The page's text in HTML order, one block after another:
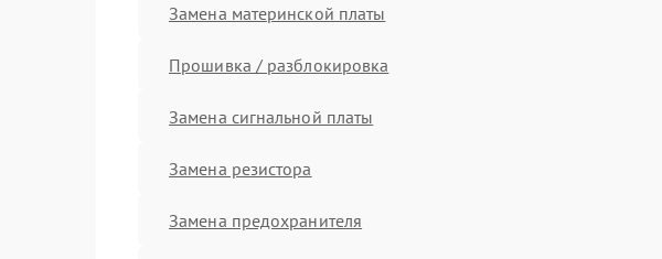
Замена материнской платы
Прошивка / разблокировка
Замена сигнальной платы
Замена резистора
Замена предохранителя